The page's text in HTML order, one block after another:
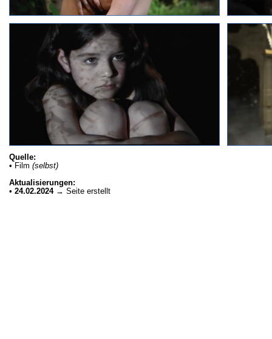
Quelle:
• Film (selbst)
Aktualisierungen:
• 24.02.2024→ Seite erstellt